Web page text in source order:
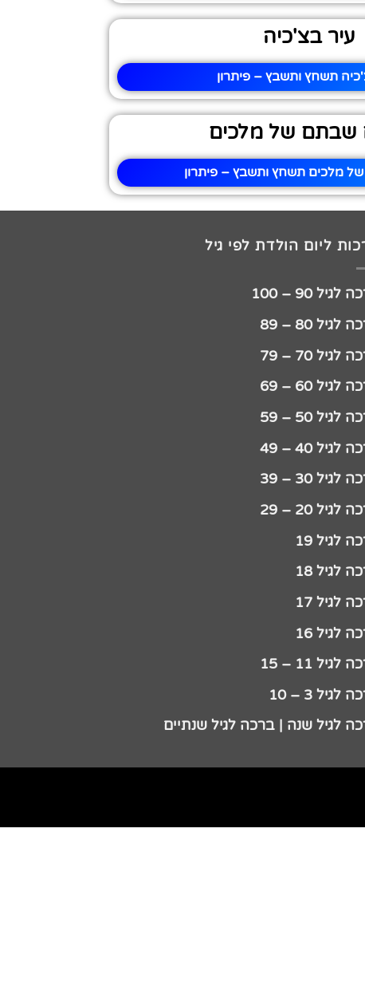
עיר בצ'כיה
תשחץ ותשבץ – פיתרון
שבתם של מלכים
מלכים תשחץ ותשבץ – פיתרון
ליום הולדת לפי גיל
לגיל 90 – 100
לגיל 80 – 89
לגיל 70 – 79
לגיל 60 – 69
לגיל 50 – 59
לגיל 40 – 49
לגיל 30 – 39
לגיל 20 – 29
לגיל 19
לגיל 18
לגיל 17
לגיל 16
לגיל 11 – 15
לגיל 3 – 10
לגיל שנה | ברכה לגיל שנתיים